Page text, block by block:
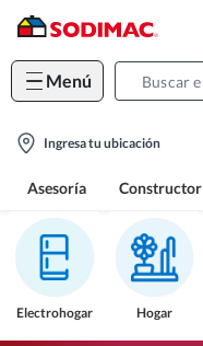
Menú
location-
Ingresa tu ubicación
Asesoría Constructor
Electrohogar Hogar